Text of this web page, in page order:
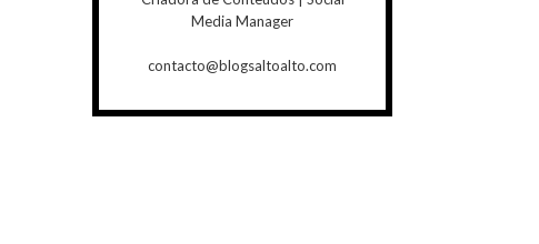
Media Manager
contacto@blogsaltoalto.com